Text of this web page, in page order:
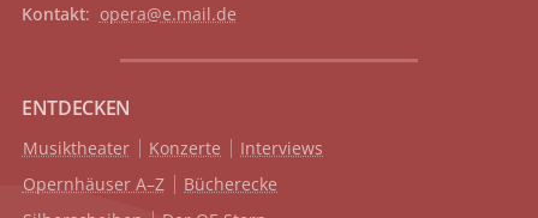
Kontakt: opera@e.mail.de
ENTDECKEN
Musiktheater Konzerte
Interviews
Opernhäuser A–Z
Bücherecke